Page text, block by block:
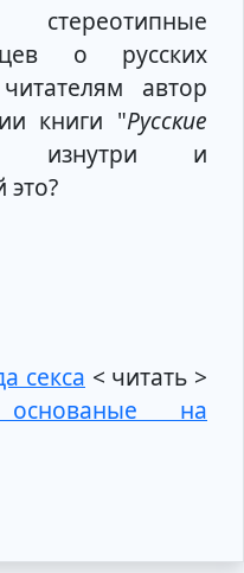
о русских
автор
книги "Русские
изнутри и
это?
секса < читать >
на